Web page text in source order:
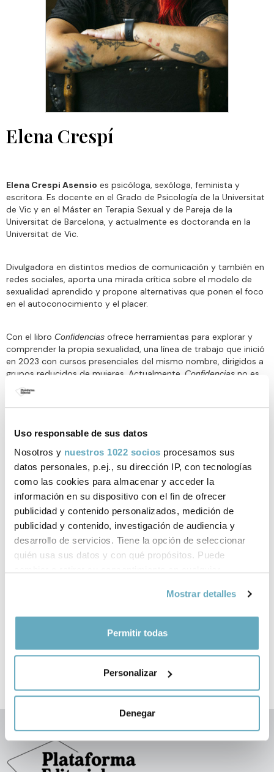
Uso responsable de sus datos
Nosotros y nuestros 1022 socios procesamos sus
datos personales, p.ej., su dirección IP, con tecnologías
como las cookies para almacenar y acceder la
información en su dispositivo con el fin de ofrecer
publicidad y contenido personalizados, medición de
publicidad y contenido, investigación de audiencia y
desarrollo de servicios. Tiene la opción de seleccionar
quién usa sus datos y con qué propósitos. Puede
Si lo permite, también quisiéramos:
geográfica que puede tener una precisión de varios
Identificar su dispositivo analizándolo activamente
datos personales y establezca sus preferencias en la
sección de datos. Puede cambiar o retirar su
Mostrar detalles
Permitir todas
Personalizar
Denegar
Elena Crespí
Elena Crespi Asensio es psicóloga, sexóloga, feminista y
escritora. Es docente en el Grado de Psicología de la Universitat
de Vic y en el Máster en Terapia Sexual y de Pareja de la
Universitat de Barcelona, y actualmente es doctoranda en la
Universitat de Vic.
Divulgadora en distintos medios de comunicación y también en
redes sociales, aporta una mirada crítica sobre el modelo de
sexualidad aprendido y propone alternativas que ponen el foco
en el autoconocimiento y el placer.
Con el libro Confidencias ofrece herramientas para explorar y
comprender la propia sexualidad, una línea de trabajo que inició
en 2023 con cursos presenciales del mismo nombre, dirigidos a
grupos reducidos de mujeres. Actualmente, Confidencias no es
solo un curso presencial y un libro, sino también un curso en
línea.
Libros de Elena Crespí
publicados por Plataforma Editorial
‹ ›